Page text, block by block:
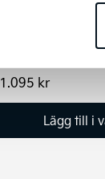
1.095 kr
Lägg till i